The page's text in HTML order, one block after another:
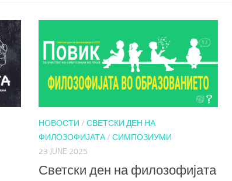
НОВОСТИ / СВЕТСКИ ДЕН НА
ФИЛОЗОФИЈАТА/ СИМПОЗИУМИ
23 JUNE 2025
Светски ден на филозофијата